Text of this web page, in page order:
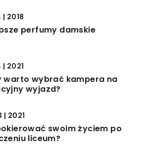
| 2018
perfumy damskie
| 2021
warto wybrać kampera na
wyjazd?
| 2021
swoim życiem po
liceum?